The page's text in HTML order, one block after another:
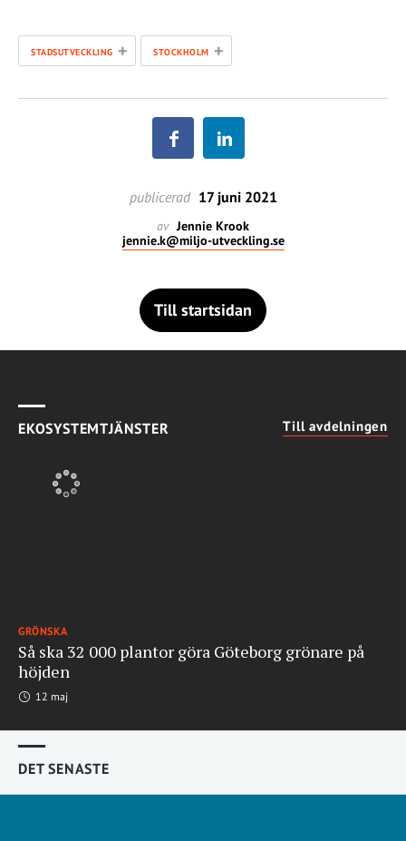
STADSUTVECKLING + STOCKHOLM +
publicerad 17 juni 2021
av Jennie Krook
jennie.k@miljo-utveckling.se
Till startsidan
EKOSYSTEMTJÄNSTER Till avdelningen
GRÖNSKA
Så ska 32 000 plantor göra Göteborg grönare på
höjden
12 maj
DET SENASTE